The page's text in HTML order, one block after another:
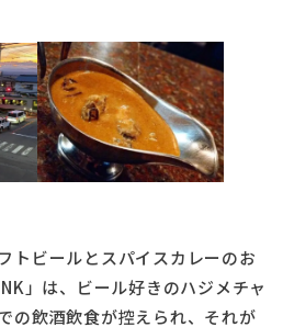
トビールとスパイスカレーのお
」は、ビール好きのハジメチャ
の飲酒飲食が控えられ、それが